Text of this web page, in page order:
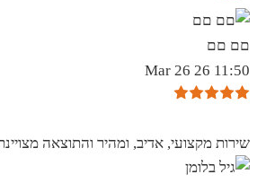
םם םם
11:50 26 Mar 26
שירות מקצועי, אדיב, ומהיר והתוצאה